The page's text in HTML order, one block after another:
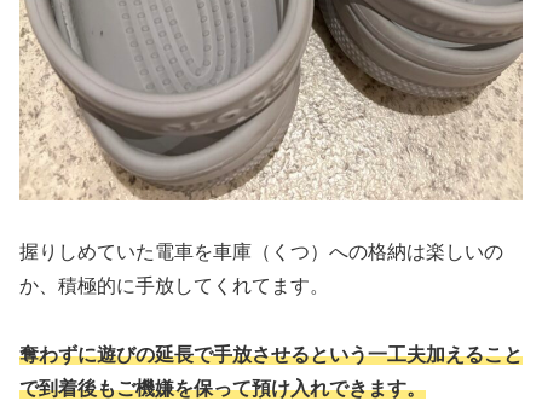
握りしめていた電車を車庫（くつ）への格納は楽しいの
か、積極的に手放してくれてます。
奪わずに遊びの延長で手放させるという一工夫加えること
で到着後もご機嫌を保って預け入れできます。